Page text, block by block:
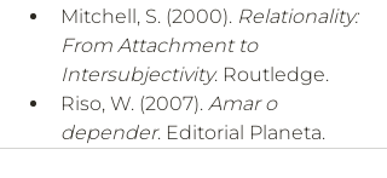
Mitchell, S. (2000). Relationality:
From Attachment to
Intersubjectivity. Routledge.
Riso, W. (2007). Amar o
depender. Editorial Planeta.